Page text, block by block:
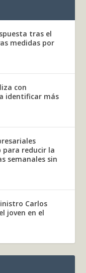
tras el
medidas por
con
identificar más
para reducir la
semanales sin
Carlos
joven en el